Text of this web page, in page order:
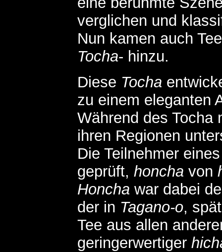
verglichen und
Nun kamen auch
Tocha- hinzu.
Diese Tocha
zu einem eleganten
Während des Tocha
ihren Regionen
Die Teilnehmer
geprüft, honcha von
Honcha war dabei
der in Tagano-o,
Tee aus allen
geringerwertiger